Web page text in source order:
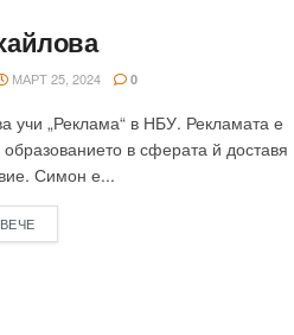
МАРТ 25, 2024 0
учи „Реклама“ в НБУ. Рекламата е
образованието в сферата й доставя
Симон е...